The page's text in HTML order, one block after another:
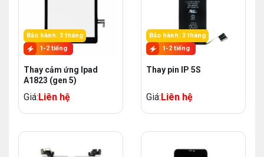
Bảo hành: 3 tháng
1-2 tiếng
Thay cảm ứng Ipad
A1823 (gen 5)
Giá:Liên hệ
Bảo hành: 3 tháng
1-2 tiếng
Thay pin IP 5S
Giá:Liên hệ